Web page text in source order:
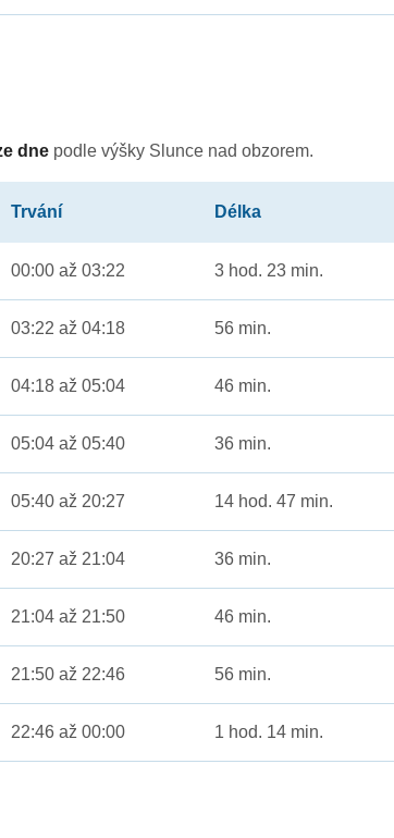
dne podle výšky Slunce nad obzorem.
Trvání Délka
00:00 až 03:22 3 hod. 23 min.
03:22 až 04:18 56 min.
04:18 až 05:04 46 min.
05:04 až 05:40 36 min.
05:40 až 20:27 14 hod. 47 min.
20:27 až 21:04 36 min.
21:04 až 21:50 46 min.
21:50 až 22:46 56 min.
22:46 až 00:00 1 hod. 14 min.